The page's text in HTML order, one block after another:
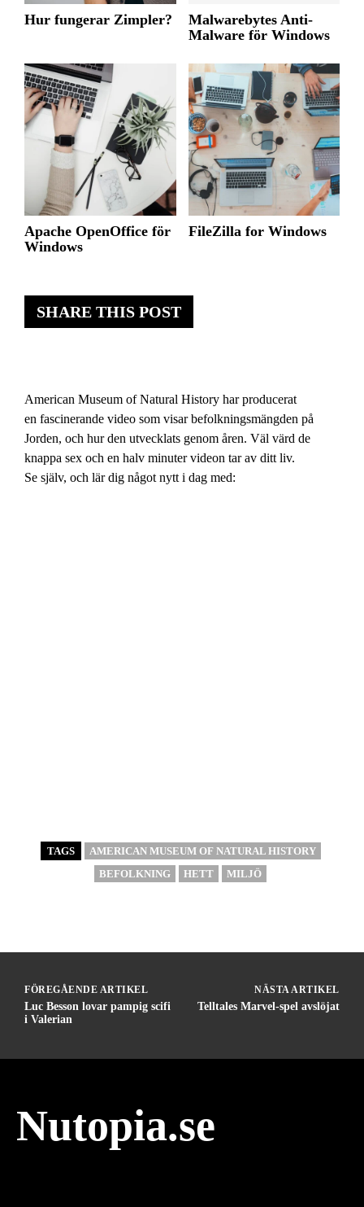
SHARE THIS POST
American Museum of Natural History har producerat
en fascinerande video som visar befolkningsmängden på
Jorden, och hur den utvecklats genom åren. Väl värd de
knappa sex och en halv minuter videon tar av ditt liv.
Se själv, och lär dig något nytt i dag med:
TAGS
AMERICAN MUSEUM OF NATURAL HISTORY
BEFOLKNING
HETT MILJÖ
Hur fungerar Zimpler?
Malwarebytes Anti-
Malware för Windows
Apache OpenOffice för
Windows
FileZilla for Windows
FÖREGÅENDE ARTIKEL
Luc Besson lovar pampig scifi
i Valerian
NÄSTA ARTIKEL
Telltales Marvel-spel avslöjat
Nutopia.se